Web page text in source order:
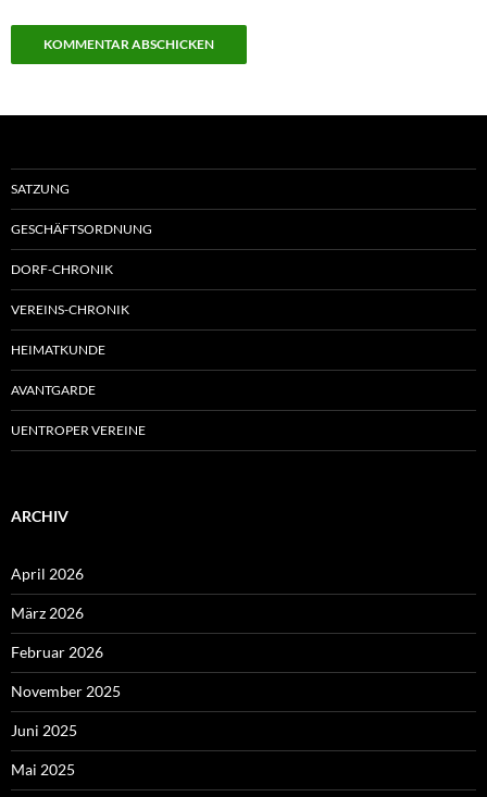
SATZUNG
GESCHÄFTSORDNUNG
DORF-CHRONIK
VEREINS-CHRONIK
HEIMATKUNDE
AVANTGARDE
UENTROPER VEREINE
ARCHIV
April 2026
März 2026
Februar 2026
November 2025
Juni 2025
Mai 2025